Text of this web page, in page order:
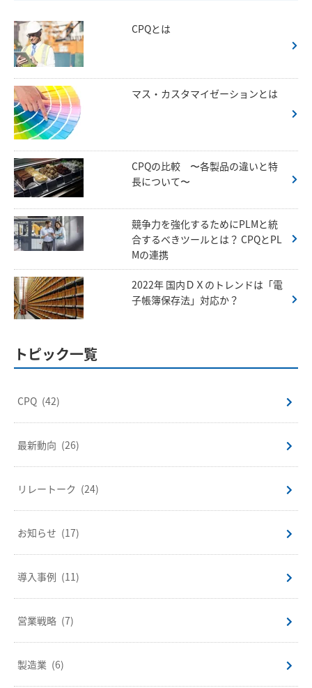
CPQとは
マス・カスタマイゼーションとは
CPQの比較 〜各製品の違いと特
長について〜
競争力を強化するためにPLMと統
合するべきツールとは？ CPQとPL
Mの連携
2022年 国内ＤＸのトレンドは「電
子帳簿保存法」対応か？
トピック一覧
CPQ (42)
最新動向 (26)
リレートーク (24)
お知らせ (17)
導入事例 (11)
営業戦略 (7)
製造業 (6)